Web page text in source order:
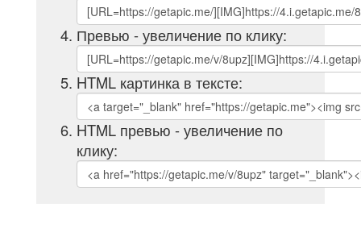
Превью - увеличение по клику:
HTML картинка в тексте:
HTML превью - увеличение по
клику: